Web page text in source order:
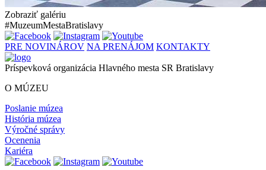
Zobraziť galériu
#MuzeumMestaBratislavy
PRE NOVINÁROV NA PRENÁJOM KONTAKTY
Príspevková organizácia Hlavného mesta SR Bratislavy
O MÚZEU
Poslanie múzea
História múzea
Výročné správy
Ocenenia
Kariéra